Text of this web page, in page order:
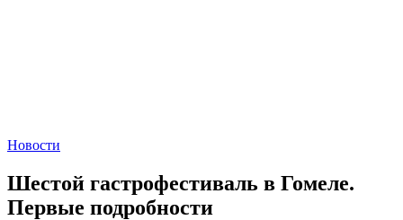
Новости
Шестой гастрофестиваль в Гомеле.
Первые подробности